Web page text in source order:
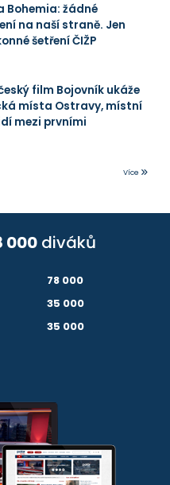
Bohemia: žádné
na naší straně. Jen
šetření ČIŽP
film Bojovník ukáže
místa Ostravy, místní
mezi prvními
Více
000 diváků
78 000
35 000
35 000